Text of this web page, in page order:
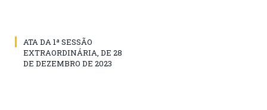
ATA DA 1ª SESSÃO
EXTRAORDINÁRIA, DE 28
DE DEZEMBRO DE 2023